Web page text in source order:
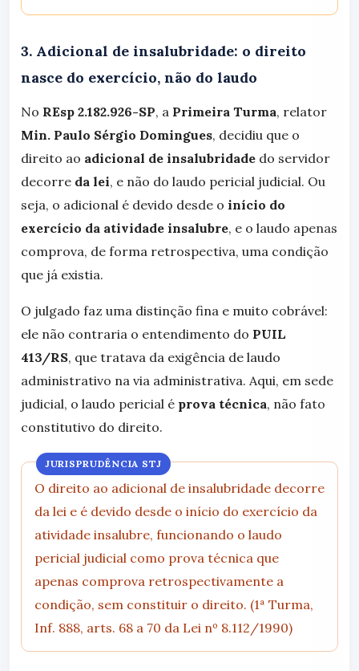
3. Adicional de insalubridade: o direito
nasce do exercício, não do laudo
No REsp 2.182.926-SP, a Primeira Turma, relator
Min. Paulo Sérgio Domingues, decidiu que o
direito ao adicional de insalubridade do servidor
decorre da lei, e não do laudo pericial judicial. Ou
seja, o adicional é devido desde o início do
exercício da atividade insalubre, e o laudo apenas
comprova, de forma retrospectiva, uma condição
que já existia.
O julgado faz uma distinção fina e muito cobrável:
ele não contraria o entendimento do PUIL
413/RS, que tratava da exigência de laudo
administrativo na via administrativa. Aqui, em sede
judicial, o laudo pericial é prova técnica, não fato
constitutivo do direito.
JURISPRUDÊNCIA STJ
O direito ao adicional de insalubridade decorre
da lei e é devido desde o início do exercício da
atividade insalubre, funcionando o laudo
pericial judicial como prova técnica que
apenas comprova retrospectivamente a
condição, sem constituir o direito. (1ª Turma,
Inf. 888, arts. 68 a 70 da Lei nº 8.112/1990)